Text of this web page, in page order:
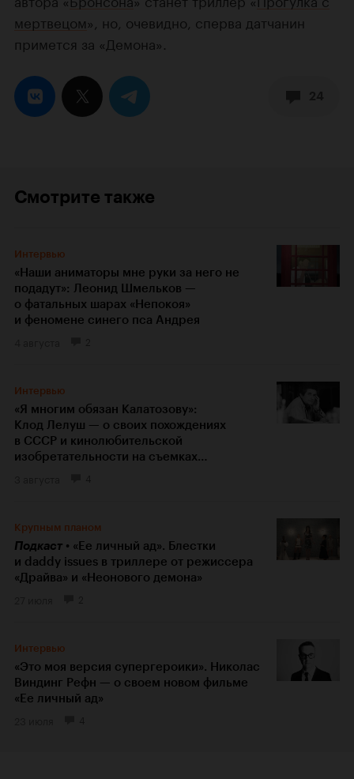
мертвецом», но, очевидно, сперва датчанин
примется за «Демона».
Смотрите также
Интервью
«Наши аниматоры мне руки за него не
подадут»: Леонид Шмельков —
о фатальных шарах «Непокоя»
и феномене синего пса Андрея
Интервью
«Я многим обязан Калатозову»:
Клод Лелуш — о своих похождениях
в СССР и кинолюбительской
изобретательности на съемках
Крупным планом
Подкаст
«Ее личный ад». Блестки
и daddy issues в триллере от режиссера
«Драйва» и «Неонового демона»
Интервью
«Это моя версия супергероики». Николас
Виндинг Рефн — о своем новом фильме
«Ее личный ад»